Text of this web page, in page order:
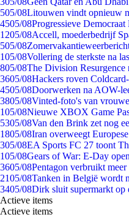
505/08Litouwen vindt opnieuw
4505/08Progressieve
1205/08Accell, moederbedrijf
505/08
105/08Vollering de sterkste na
805/08The Division Resurgence
3605/08Hackers roven
4505/08Doorwerken na AOW-
3805/08Vinted-foto's van
105/08Nieuwe XBOX Game
5305/08Van den Brink zet nog
1805/08Iran overweegt
305/08EA Sports FC 27 toont
105/08Gears of War: E-Day
3605/08Pentagon verbruikt
2105/08Tanken in België wordt
3405/08Dirk sluit supermarkt op
Actieve items
Actieve items